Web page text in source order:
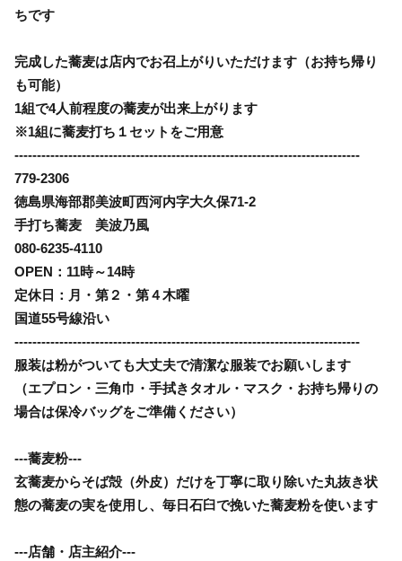
ちです
完成した蕎麦は店内でお召上がりいただけます（お持ち帰り
も可能）
1組で4人前程度の蕎麦が出来上がります
※1組に蕎麦打ち１セットをご用意
-----------------------------------------------------------------------------
779-2306
徳島県海部郡美波町西河内字大久保71-2
手打ち蕎麦 美波乃風
080-6235-4110
OPEN：11時～14時
定休日：月・第２・第４木曜
国道55号線沿い
-----------------------------------------------------------------------------
服装は粉がついても大丈夫で清潔な服装でお願いします
（エプロン・三角巾・手拭きタオル・マスク・お持ち帰りの
場合は保冷バッグをご準備ください）
---蕎麦粉---
玄蕎麦からそば殻（外皮）だけを丁寧に取り除いた丸抜き状
態の蕎麦の実を使用し、毎日石臼で挽いた蕎麦粉を使います
---店舗・店主紹介---